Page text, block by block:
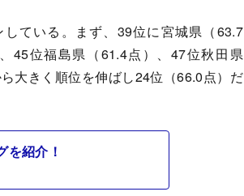
ている。まず、39位に宮城県（63.7
45位福島県（61.4点）、47位秋田県
大きく順位を伸ばし24位（66.0点）だ
を紹介！